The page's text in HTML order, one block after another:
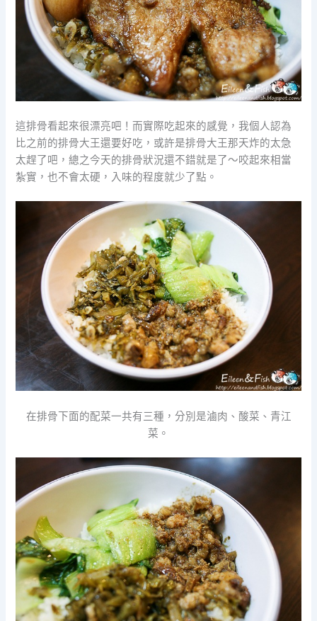
這排骨看起來很漂亮吧！而實際吃起來的感覺，我個人認為
比之前的排骨大王還要好吃，或許是排骨大王那天炸的太急
太趕了吧，總之今天的排骨狀況還不錯就是了～咬起來相當
紮實，也不會太硬，入味的程度就少了點。
在排骨下面的配菜一共有三種，分別是滷肉、酸菜、青江
菜。